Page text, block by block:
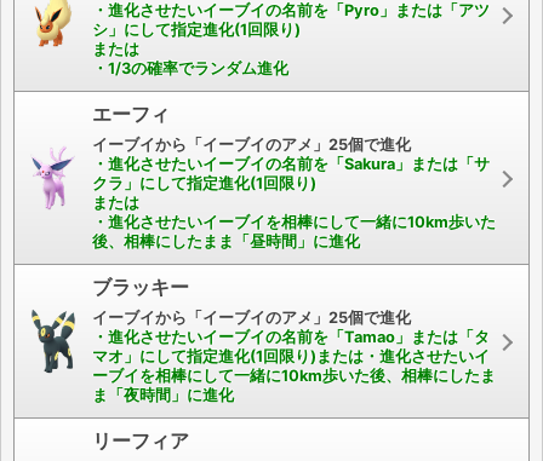
・進化させたいイーブイの名前を「Pyro」または「アツ
シ」にして指定進化(1回限り)
または
・1/3の確率でランダム進化
エーフィ
イーブイから「イーブイのアメ」25個で進化
・進化させたいイーブイの名前を「Sakura」または「サ
クラ」にして指定進化(1回限り)
または
・進化させたいイーブイを相棒にして一緒に10km歩いた
後、相棒にしたまま「昼時間」に進化
ブラッキー
イーブイから「イーブイのアメ」25個で進化
・進化させたいイーブイの名前を「Tamao」または「タ
マオ」にして指定進化(1回限り)または・進化させたいイ
ーブイを相棒にして一緒に10km歩いた後、相棒にしたま
ま「夜時間」に進化
リーフィア